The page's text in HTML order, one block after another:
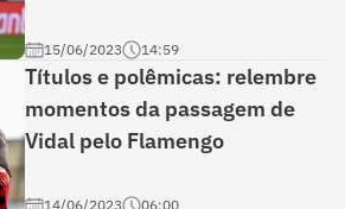
15/06/2023 14:59
Títulos e polêmicas: relembre
momentos da passagem de
Vidal pelo Flamengo
14/06/2023 06:00